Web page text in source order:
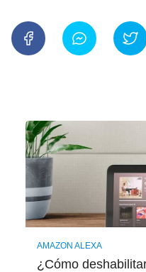
AMAZON ALEXA
¿Cómo